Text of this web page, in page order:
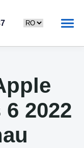
2022